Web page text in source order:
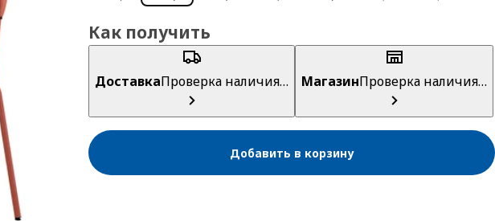
Как получить
ДоставкаПроверка наличия… МагазинПроверка наличия…
Добавить в корзину